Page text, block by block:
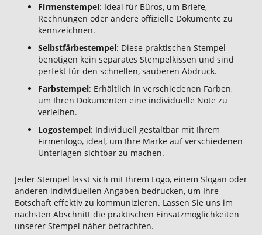
Firmenstempel: Ideal für Büros, um Briefe,
Rechnungen oder andere offizielle Dokumente zu
kennzeichnen.
Selbstfärbestempel: Diese praktischen Stempel
benötigen kein separates Stempelkissen und sind
perfekt für den schnellen, sauberen Abdruck.
Farbstempel: Erhältlich in verschiedenen Farben,
um Ihren Dokumenten eine individuelle Note zu
verleihen.
Logostempel: Individuell gestaltbar mit Ihrem
Firmenlogo, ideal, um Ihre Marke auf verschiedenen
Unterlagen sichtbar zu machen.
Jeder Stempel lässt sich mit Ihrem Logo, einem Slogan oder
anderen individuellen Angaben bedrucken, um Ihre
Botschaft effektiv zu kommunizieren. Lassen Sie uns im
nächsten Abschnitt die praktischen Einsatzmöglichkeiten
unserer Stempel näher betrachten.